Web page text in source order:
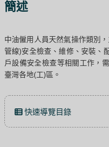
簡述
中油僱用人員天然氣操作類別
管線)安全檢查、維修、安裝、
戶設備安全檢查等相關工作，
臺灣各地(工)區。
快速導覽目錄